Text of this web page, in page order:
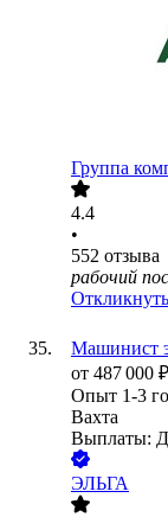
Группа
4.4
•
552 отзыва
рабочий
Машинист
от 487 000 ₽
Опыт 1-3
Вахта
Выплаты:
ЭЛЬГА